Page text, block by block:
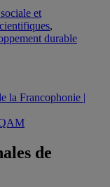
et
,
durable
de